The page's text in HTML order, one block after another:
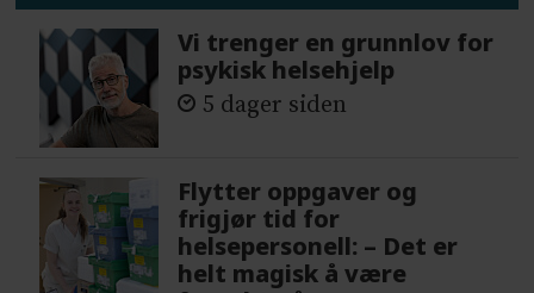
Vi trenger en grunnlov for
psykisk helsehjelp
5 dager siden
Flytter oppgaver og
frigjør tid for
helsepersonell: – Det er
helt magisk å være